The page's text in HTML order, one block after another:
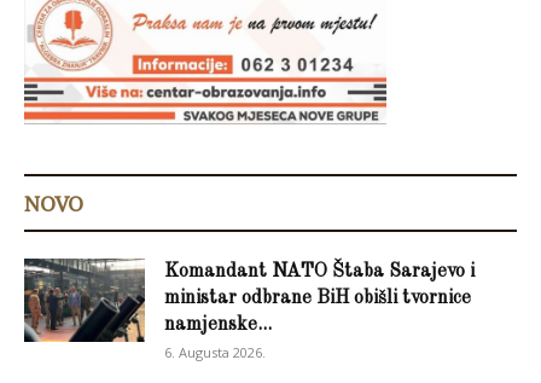
NOVO
Komandant NATO Štaba Sarajevo i
ministar odbrane BiH obišli tvornice
namjenske...
6. Augusta 2026.